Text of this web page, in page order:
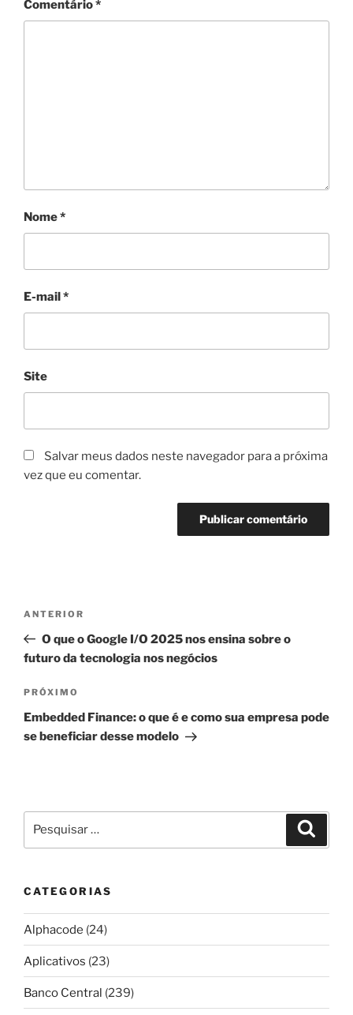
Comentário*
Nome*
E-mail*
Site
Salvar meus dados neste navegador para a próxima
vez que eu comentar.
Post
Post
anterior
ANTERIOR
O que o Google I/O 2025 nos ensina sobre o
futuro da tecnologia nos negócios
Próximo
post
PRÓXIMO
Embedded Finance: o que é e como sua empresa pode
se beneficiar desse modelo
por:
CATEGORIAS
Alphacode (24)
Aplicativos (23)
Banco Central (239)